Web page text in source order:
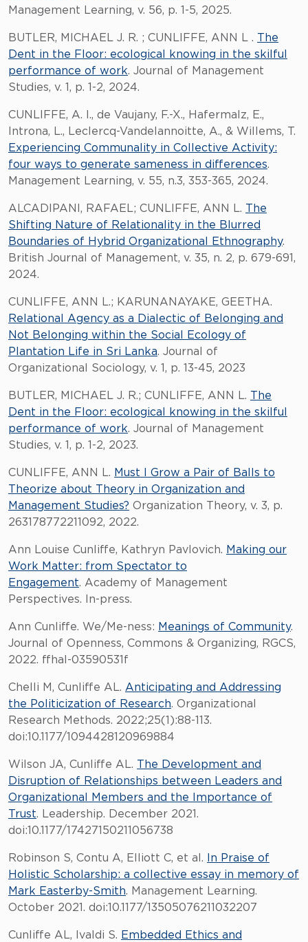
Management Learning, v. 56, p. 1-5, 2025.
BUTLER, MICHAEL J. R. ; CUNLIFFE, ANN L . The
Dent in the Floor: ecological knowing in the skilful
performance of work. Journal of Management
Studies, v. 1, p. 1-2, 2024.
CUNLIFFE, A. l., de Vaujany, F.-X., Hafermalz, E.,
Introna, L., Leclercq-Vandelannoitte, A., & Willems, T.
Experiencing Communality in Collective Activity:
four ways to generate sameness in differences.
Management Learning, v. 55, n.3, 353-365, 2024.
ALCADIPANI, RAFAEL; CUNLIFFE, ANN L. The
Shifting Nature of Relationality in the Blurred
Boundaries of Hybrid Organizational Ethnography.
British Journal of Management, v. 35, n. 2, p. 679-691,
2024.
CUNLIFFE, ANN L.; KARUNANAYAKE, GEETHA.
Relational Agency as a Dialectic of Belonging and
Not Belonging within the Social Ecology of
Plantation Life in Sri Lanka. Journal of
Organizational Sociology, v. 1, p. 13-45, 2023
BUTLER, MICHAEL J. R.; CUNLIFFE, ANN L. The
Dent in the Floor: ecological knowing in the skilful
performance of work. Journal of Management
Studies, v. 1, p. 1-2, 2023.
CUNLIFFE, ANN L. Must I Grow a Pair of Balls to
Theorize about Theory in Organization and
Management Studies? Organization Theory, v. 3, p.
263178772211092, 2022.
Ann Louise Cunliffe, Kathryn Pavlovich. Making our
Work Matter: from Spectator to
Engagement. Academy of Management
Perspectives. In-press.
Ann Cunliffe. We/Me-ness: Meanings of Community.
Journal of Openness, Commons & Organizing, RGCS,
2022. ffhal-03590531f
Chelli M, Cunliffe AL. Anticipating and Addressing
the Politicization of Research. Organizational
Research Methods. 2022;25(1):88-113.
doi:10.1177/1094428120969884
Wilson JA, Cunliffe AL. The Development and
Disruption of Relationships between Leaders and
Organizational Members and the Importance of
Trust. Leadership. December 2021.
doi:10.1177/17427150211056738
Robinson S, Contu A, Elliott C, et al.
In Praise of
Holistic Scholarship: a collective essay in memory of
Mark Easterby-Smith. Management Learning.
October 2021. doi:10.1177/13505076211032207
Cunliffe AL, Ivaldi S. Embedded Ethics and